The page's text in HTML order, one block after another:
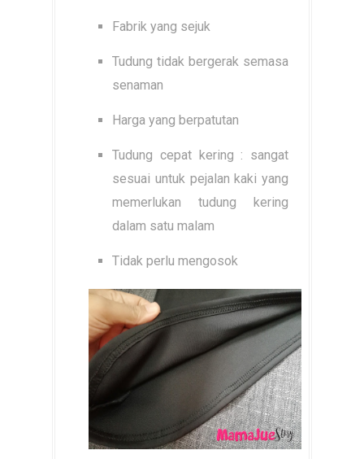
Fabrik yang sejuk
Tudung tidak bergerak semasa
senaman
Harga yang berpatutan
Tudung cepat kering : sangat
sesuai untuk pejalan kaki yang
memerlukan tudung kering
dalam satu malam
Tidak perlu mengosok